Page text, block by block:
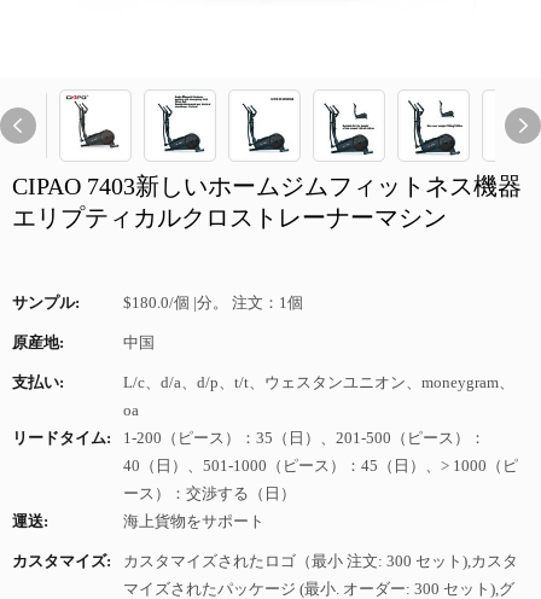
CIPAO 7403新しいホームジムフィットネス機器
エリプティカルクロストレーナーマシン
サンプル: $180.0/個 |分。 注文：1個
原産地: 中国
支払い:
L/c、d/a、d/p、t/t、ウェスタンユニオン、moneygram、
oa
リードタイム:
1-200（ピース）：35（日）、201-500（ピース）：
40（日）、501-1000（ピース）：45（日）、> 1000（ピ
ース）：交渉する（日）
運送:
海上貨物をサポート
カスタマイズ:
カスタマイズされたロゴ（最小 注文: 300 セット),カスタ
マイズされたパッケージ (最小. オーダー: 300 セット),グ